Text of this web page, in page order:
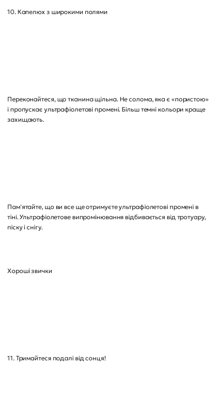
10. Капелюх з широкими полями
Переконайтеся, що тканина щільна. Не солома, яка є «пористою»
і пропускає ультрафіолетові промені. Більш темні кольори краще
захищають.
Пам'ятайте, що ви все ще отримуєте ультрафіолетові промені в
тіні. Ультрафіолетове випромінювання відбивається від тротуару,
піску і снігу.
Хороші звички
11. Тримайтеся подалі від сонця!